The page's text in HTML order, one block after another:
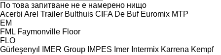
По това запитване не е намерено нищо
Acerbi Arel Trailer Bulthuis CIFA De Buf Euromix MTP
EM
FML Faymonville Floor
FLO
Gürleşenyıl
IMER Group IMPES Imer Intermix Karrena Kempf